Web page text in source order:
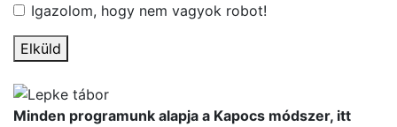
Igazolom, hogy nem vagyok robot!
Elküld
Minden programunk alapja a Kapocs módszer, itt